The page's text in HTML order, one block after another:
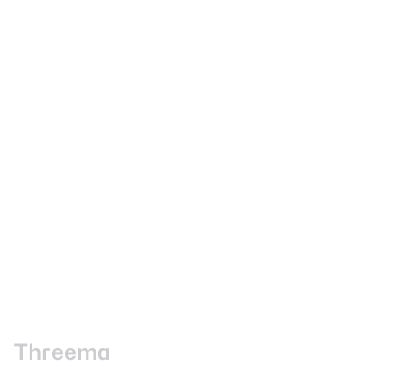
Threema